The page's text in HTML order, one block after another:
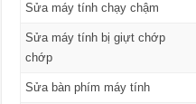
Sửa máy tính chạy chậm
Sửa máy tính bị giựt chớp
chớp
Sửa bàn phím máy tính